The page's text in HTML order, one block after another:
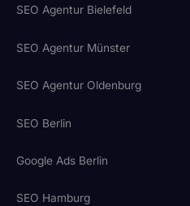
SEO Agentur Bielefeld
SEO Agentur Münster
SEO Agentur Oldenburg
SEO Berlin
Google Ads Berlin
SEO Hamburg